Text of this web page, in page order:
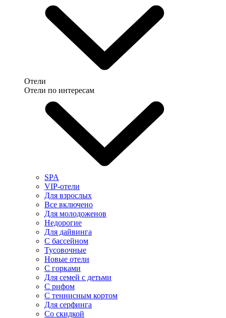
Отели
Отели по интересам
SPA
VIP-отели
Для взрослых
Все включено
Для молодоженов
Недорогие
Для дайвинга
С бассейном
Тусовочные
Новые отели
С горками
Для семей с детьми
С рифом
С теннисным кортом
Для серфинга
Со скидкой